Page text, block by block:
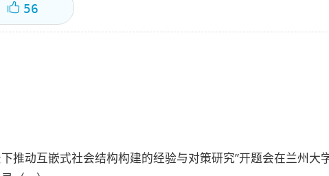
56
推动互嵌式社会结构构建的经验与对策研究”开题会在兰州大